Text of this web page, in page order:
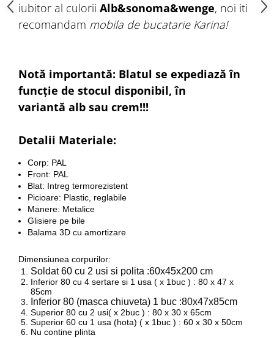
iubitor al culorii Alb&sonoma&wenge, noi iti
recomandam mobila de bucatarie Karina!
Notă importantă: Blatul se expediază în
funcție de stocul disponibil, în
variantă alb sau crem!!!
Detalii Materiale:
Corp: PAL
Front: PAL
Blat: Intreg termorezistent
Picioare: Plastic, reglabile
Manere: Metalice
Glisiere pe bile
Balama 3D cu amortizare
Dimensiunea corpurilor:
Soldat 60 cu 2 usi si polita :60x45x200 cm
Inferior 80 cu 4 sertare si 1 usa ( x 1buc ) : 80 x 47 x
85cm
Inferior 80 (masca chiuveta) 1 buc :80x47x85cm
Superior 80 cu 2 usi( x 2buc ) : 80 x 30 x 65cm
Superior 60 cu 1 usa (hota) ( x 1buc ) : 60 x 30 x 50cm
Nu contine plinta